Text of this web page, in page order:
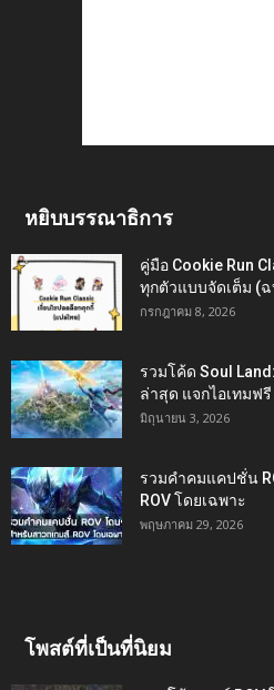
หยิบบรรณาธิการ
คู่มือ Cookie Run
ทุกตัวแบบจัดเต็ม (
กรกฎาคม 8, 2026
รวมโค้ด Soul
ล่าสุด แจกไอเทมฟ
มิถุนายน 3, 2026
รวมคำคมแคปชั่น
ROV โดยเฉพาะ
พฤษภาคม 29, 2026
โพสต์ที่เป็นที่นิยม